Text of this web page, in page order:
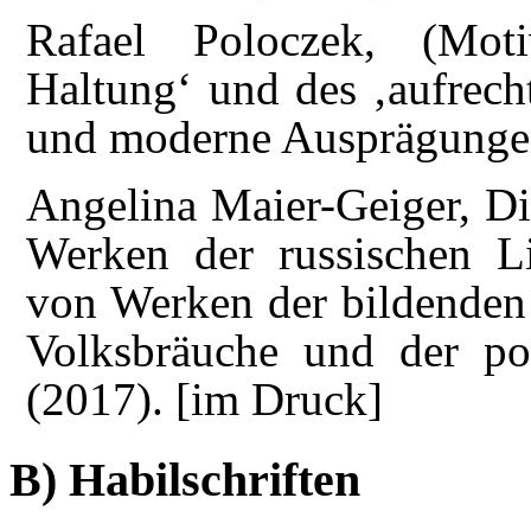
Rafael Poloczek,
Haltung‘ und des
und moderne
Angelina Maier-Geiger,
Werken der russischen
von Werken der
Volksbräuche und der
(2017). [im Druck]
B) Habilschriften